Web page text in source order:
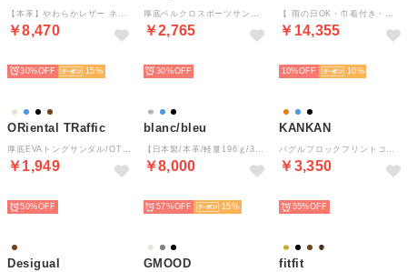
￥8,470
30%
15
￥2,765
30%
￥14,355
10%
10
ORiental TRaffic
厚底EVAトングサンダル/OT3226 （BLACK）リカバリー
￥1,949
50%
blanc/bleu
【日本製/本革/軽量196ｇ/3E幅】 「ふかふか実感」 ポコポコインソール 異素材グルカサンダル （ブルー）
￥8,000
57%
15
KANKAN
バグルブロックプリントコットンブラウス （ブルー）
￥3,350
55%
Desigual GMOOD fitfit